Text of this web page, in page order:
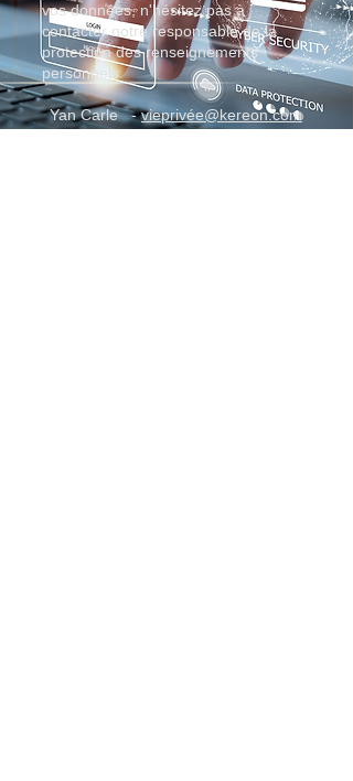
vos données, n'hésitez pas à
contacter notre responsable de la
protection des renseignements
personnels
Yan Carle -vieprivée@kereon.com